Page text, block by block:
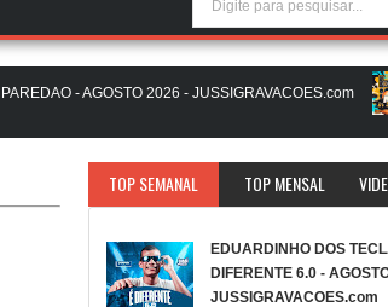
- AGOSTO 2026 - JUSSIGRAVACOES.com
NATANZINHO LIMA - NA
TOP SEMANAL TOP MENSAL
EDUARDINHO DOS
DIFERENTE 6.0 -
JUSSIGRAVACOES.com